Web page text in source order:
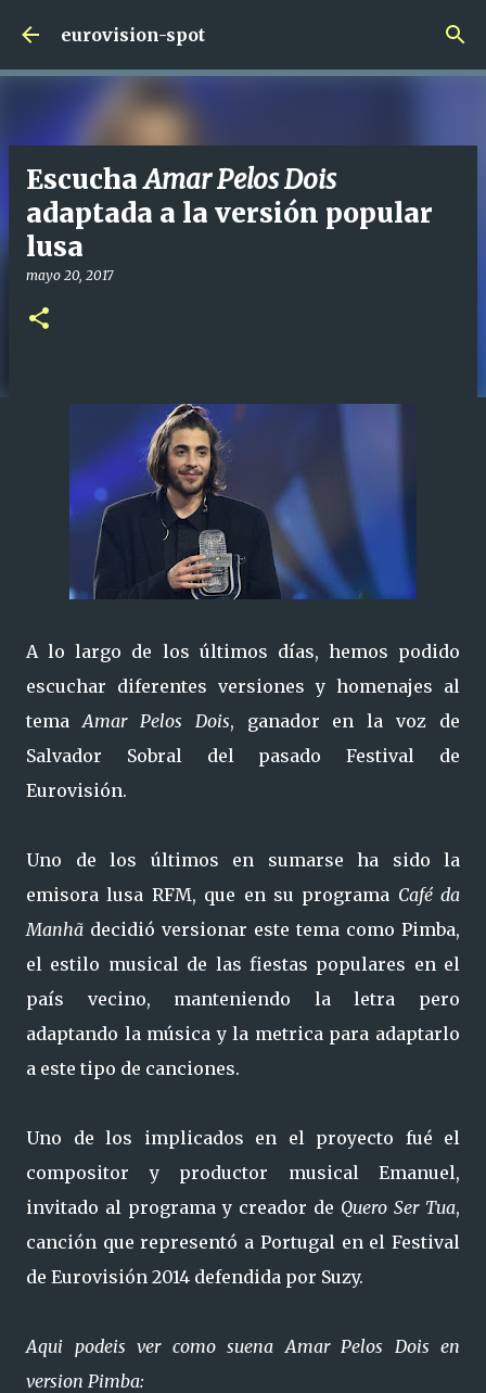
Ir al contenido principal
eurovision-spot
EscuchaAmar Pelos Dois
adaptada a la versión popular
lusa
mayo 20, 2017
A lo largo de los últimos días, hemos podido
escuchar diferentes versiones y homenajes al
temaAmar Pelos Dois, ganador en la voz de
Salvador Sobral del pasado Festival de
Eurovisión.
Uno de los últimos en sumarse ha sido la
emisora lusa RFM, que en su programa Café da
Manhã decidió versionar este tema como Pimba,
el estilo musical de las fiestas populares en el
país vecino, manteniendo la letra pero
adaptando la música y la metrica para adaptarlo
a este tipo de canciones.
Uno de los implicados en el proyecto fué el
compositor y productor musical Emanuel,
invitado al programa y creador de Quero Ser Tua,
canción que representó a Portugal en el Festival
de Eurovisión 2014 defendida por Suzy.
Aqui podeis ver como suena Amar Pelos Dois en
version Pimba: